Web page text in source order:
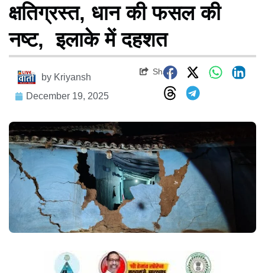
क्षतिग्रस्त, धान की फसल की
नष्ट, इलाके में दहशत
by Kriyansh
December 19, 2025
Share